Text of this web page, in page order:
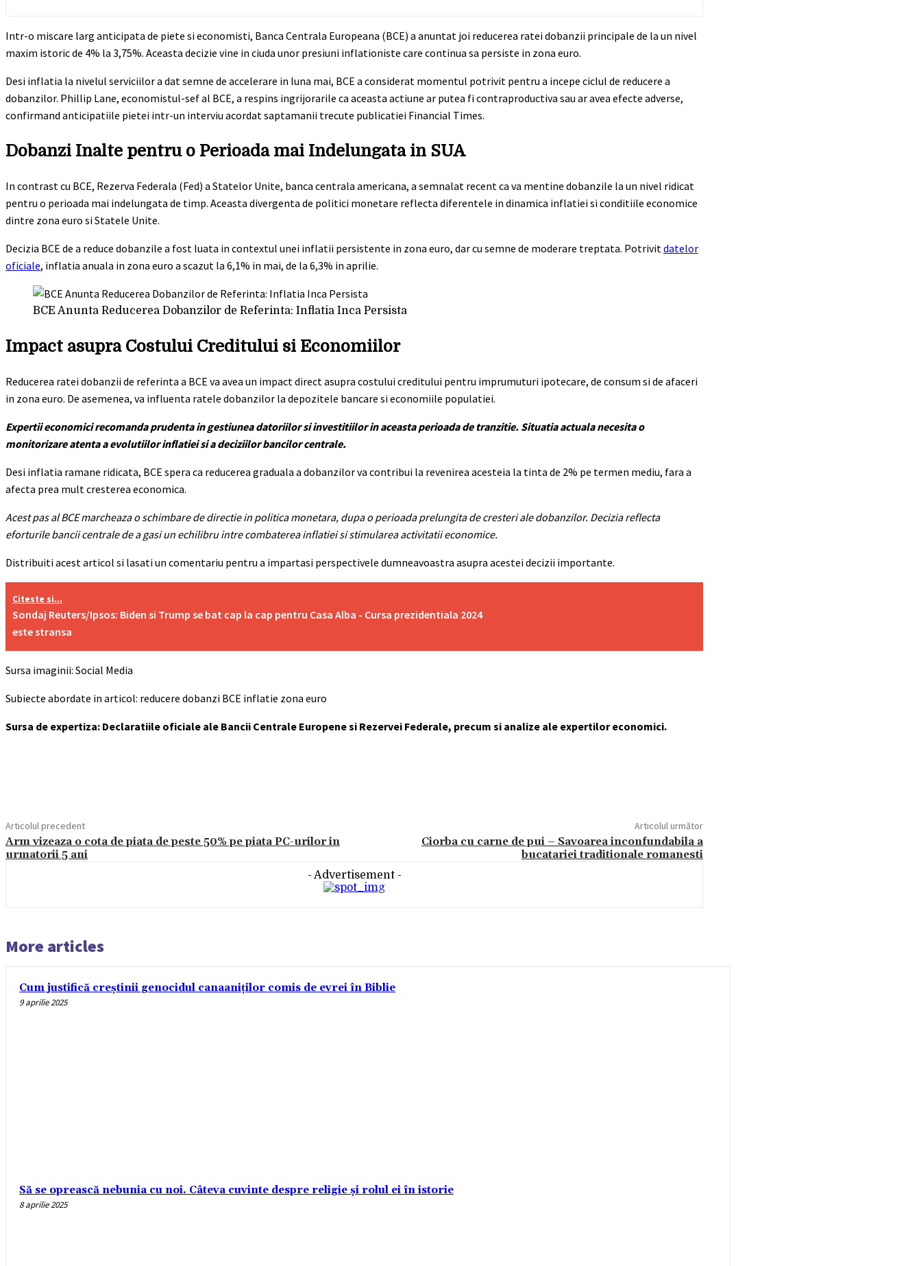
Intr-o miscare larg anticipata de piete si economisti, Banca Centrala Europeana (BCE) a anuntat joi reducerea ratei dobanzii principale de la un nivel
maxim istoric de 4% la 3,75%. Aceasta decizie vine in ciuda unor presiuni inflationiste care continua sa persiste in zona euro.
Desi inflatia la nivelul serviciilor a dat semne de accelerare in luna mai, BCE a considerat momentul potrivit pentru a incepe ciclul de reducere a
dobanzilor. Phillip Lane, economistul-sef al BCE, a respins ingrijorarile ca aceasta actiune ar putea fi contraproductiva sau ar avea efecte adverse,
confirmand anticipatiile pietei intr-un interviu acordat saptamanii trecute publicatiei Financial Times.
Dobanzi Inalte pentru o Perioada mai Indelungata in SUA
In contrast cu BCE, Rezerva Federala (Fed) a Statelor Unite, banca centrala americana, a semnalat recent ca va mentine dobanzile la un nivel ridicat
pentru o perioada mai indelungata de timp. Aceasta divergenta de politici monetare reflecta diferentele in dinamica inflatiei si conditiile economice
dintre zona euro si Statele Unite.
Decizia BCE de a reduce dobanzile a fost luata in contextul unei inflatii persistente in zona euro, dar cu semne de moderare treptata. Potrivitdatelor
oficiale, inflatia anuala in zona euro a scazut la 6,1% in mai, de la 6,3% in aprilie.
BCE Anunta Reducerea Dobanzilor de Referinta: Inflatia Inca Persista
Impact asupra Costului Creditului si Economiilor
Reducerea ratei dobanzii de referinta a BCE va avea un impact direct asupra costului creditului pentru imprumuturi ipotecare, de consum si de afaceri
in zona euro. De asemenea, va influenta ratele dobanzilor la depozitele bancare si economiile populatiei.
Expertii economici recomanda prudenta in gestiunea datoriilor si investitiilor in aceasta perioada de tranzitie. Situatia actuala necesita o
monitorizare atenta a evolutiilor inflatiei si a deciziilor bancilor centrale.
Desi inflatia ramane ridicata, BCE spera ca reducerea graduala a dobanzilor va contribui la revenirea acesteia la tinta de 2% pe termen mediu, fara a
afecta prea mult cresterea economica.
Acest pas al BCE marcheaza o schimbare de directie in politica monetara, dupa o perioada prelungita de cresteri ale dobanzilor. Decizia reflecta
eforturile bancii centrale de a gasi un echilibru intre combaterea inflatiei si stimularea activitatii economice.
Distribuiti acest articol si lasati un comentariu pentru a impartasi perspectivele dumneavoastra asupra acestei decizii importante.
Citeste si...
Sondaj Reuters/Ipsos: Biden si Trump se bat cap la cap pentru Casa Alba - Cursa prezidentiala 2024
este stransa
Sursa imaginii: Social Media
Subiecte abordate in articol: reducere dobanzi BCE inflatie zona euro
Sursa de expertiza: Declaratiile oficiale ale Bancii Centrale Europene si Rezervei Federale, precum si analize ale expertilor economici.
Articolul precedent
Arm vizeaza o cota de piata de peste 50% pe piata PC-urilor in
urmatorii 5 ani
Articolul următor
Ciorba cu carne de pui – Savoarea inconfundabila a
bucatariei traditionale romanesti
- Advertisement -
More articles
Cum justifică creștinii genocidul canaaniților comis de evrei în Biblie
9 aprilie 2025
Să se oprească nebunia cu noi. Câteva cuvinte despre religie și rolul ei în istorie
8 aprilie 2025